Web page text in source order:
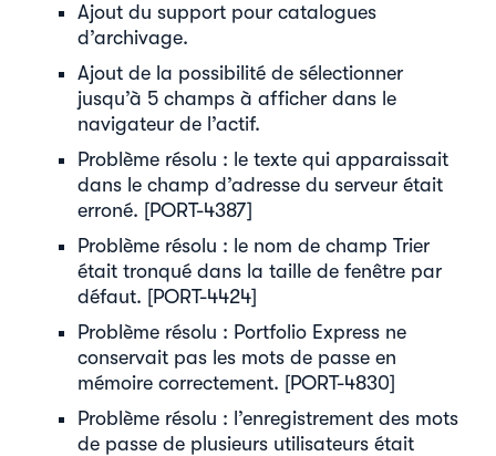
Ajout du support pour catalogues
d’archivage.
Ajout de la possibilité de sélectionner
jusqu’à 5 champs à afficher dans le
navigateur de l’actif.
Problème résolu : le texte qui apparaissait
dans le champ d’adresse du serveur était
erroné. [PORT-4387]
Problème résolu : le nom de champ Trier
était tronqué dans la taille de fenêtre par
défaut. [PORT-4424]
Problème résolu : Portfolio Express ne
conservait pas les mots de passe en
mémoire correctement. [PORT-4830]
Problème résolu : l’enregistrement des mots
de passe de plusieurs utilisateurs était